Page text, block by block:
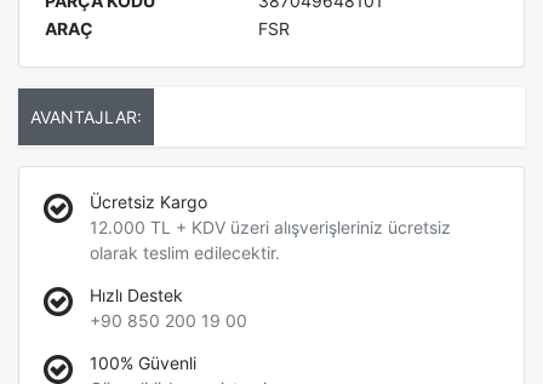
ARAÇ
FSR
AVANTAJLAR:
Ücretsiz Kargo
12.000 TL + KDV üzeri alışverişleriniz ücretsiz
olarak teslim edilecektir.
Hızlı Destek
+90 850 200 19 00
100% Güvenli